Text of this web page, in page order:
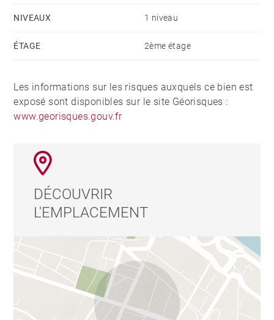
NIVEAUX 1 niveau
ÉTAGE 2ème étage
Les informations sur les risques auxquels ce bien est
exposé sont disponibles sur le site Géorisques :
www.georisques.gouv.fr
DÉCOUVRIR
L'EMPLACEMENT